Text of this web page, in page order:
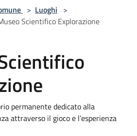
> Luoghi >
Scientifico Explorazione
permanente dedicato alla
attraverso il gioco e l’esperienza